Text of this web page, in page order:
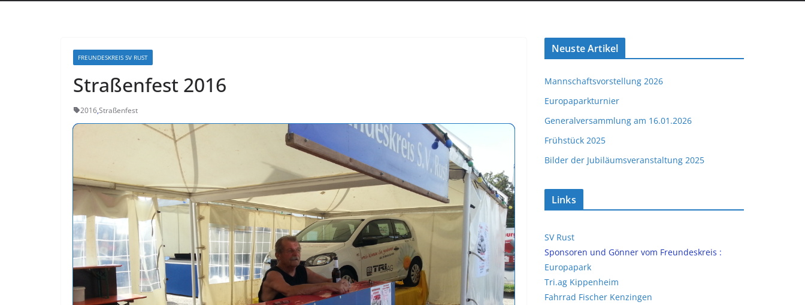
FREUNDESKREIS SV RUST
Straßenfest 2016
2016,Straßenfest
Neuste Artikel
Mannschaftsvorstellung 2026
Europaparkturnier
Generalversammlung am 16.01.2026
Frühstück 2025
Bilder der Jubiläumsveranstaltung 2025
Links
SV Rust
Sponsoren und Gönner vom Freundeskreis :
Europapark
Tri.ag Kippenheim
Fahrrad Fischer Kenzingen